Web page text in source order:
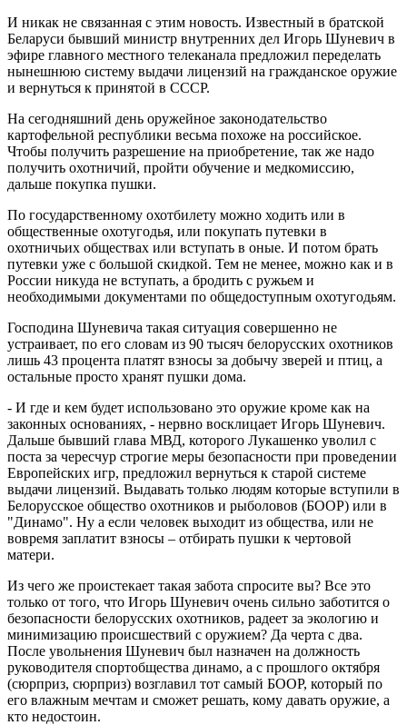
И никак не связанная с этим новость. Известный в братской
Беларуси бывший министр внутренних дел Игорь Шуневич в
эфире главного местного телеканала предложил переделать
нынешнюю систему выдачи лицензий на гражданское оружие
и вернуться к принятой в СССР.
На сегодняшний день оружейное законодательство
картофельной республики весьма похоже на российское.
Чтобы получить разрешение на приобретение, так же надо
получить охотничий, пройти обучение и медкомиссию,
дальше покупка пушки.
По государственному охотбилету можно ходить или в
общественные охотугодья, или покупать путевки в
охотничьих обществах или вступать в оные. И потом брать
путевки уже с большой скидкой. Тем не менее, можно как и в
России никуда не вступать, а бродить с ружьем и
необходимыми документами по общедоступным охотугодьям.
Господина Шуневича такая ситуация совершенно не
устраивает, по его словам из 90 тысяч белорусских охотников
лишь 43 процента платят взносы за добычу зверей и птиц, а
остальные просто хранят пушки дома.
- И где и кем будет использовано это оружие кроме как на
законных основаниях, - нервно восклицает Игорь Шуневич.
Дальше бывший глава МВД, которого Лукашенко уволил с
поста за чересчур строгие меры безопасности при проведении
Европейских игр, предложил вернуться к старой системе
выдачи лицензий. Выдавать только людям которые вступили в
Белорусское общество охотников и рыболовов (БООР) или в
"Динамо". Ну а если человек выходит из общества, или не
вовремя заплатит взносы – отбирать пушки к чертовой
матери.
Из чего же проистекает такая забота спросите вы? Все это
только от того, что Игорь Шуневич очень сильно заботится о
безопасности белорусских охотников, радеет за экологию и
минимизацию происшествий с оружием? Да черта с два.
После увольнения Шуневич был назначен на должность
руководителя спортобщества динамо, а с прошлого октября
(сюрприз, сюрприз) возглавил тот самый БООР, который по
его влажным мечтам и сможет решать, кому давать оружие, а
кто недостоин.